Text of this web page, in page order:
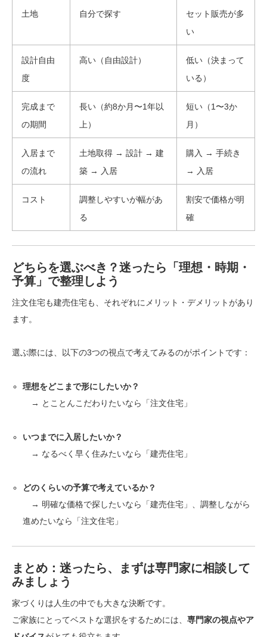
土地 自分で探す
セット販売が多
い
設計自由
度
高い（自由設計）
低い（決まって
いる）
完成まで
の期間
長い（約8か月〜1年以
上）
短い（1〜3か
月）
入居まで
の流れ
土地取得 → 設計 → 建
築 → 入居
購入 → 手続き
→ 入居
コスト
調整しやすいが幅があ
る
割安で価格が明
確
どちらを選ぶべき？迷ったら「理想・時期・
予算」で整理しよう
注文住宅も建売住宅も、それぞれにメリット・デメリットがあり
ます。
選ぶ際には、以下の3つの視点で考えてみるのがポイントです：
理想をどこまで形にしたいか？
→ とことんこだわりたいなら「注文住宅」
いつまでに入居したいか？
→ なるべく早く住みたいなら「建売住宅」
どのくらいの予算で考えているか？
→ 明確な価格で探したいなら「建売住宅」、調整しながら
進めたいなら「注文住宅」
まとめ：迷ったら、まずは専門家に相談して
みましょう
家づくりは人生の中でも大きな決断です。
ご家族にとってベストな選択をするためには、 専門家の視点やア